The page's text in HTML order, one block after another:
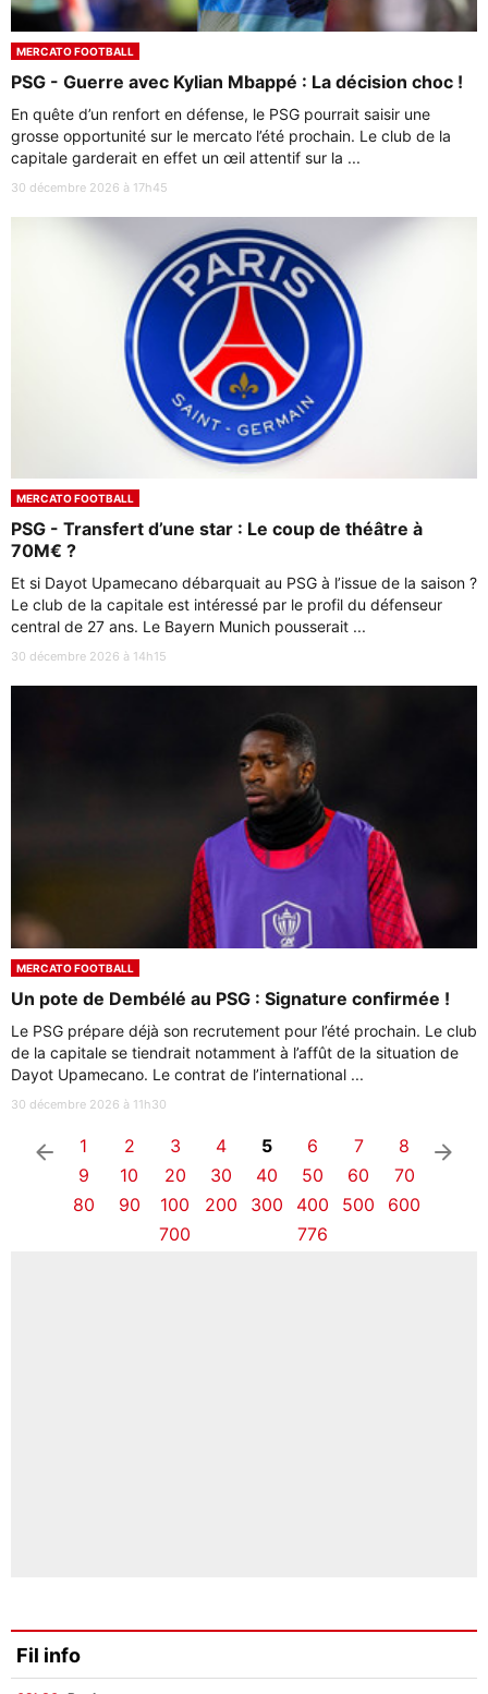
MERCATO FOOTBALL
PSG - Guerre avec Kylian Mbappé : La décision choc !
En quête d’un renfort en défense, le PSG pourrait saisir une
grosse opportunité sur le mercato l’été prochain. Le club de la
capitale garderait en effet un œil attentif sur la ...
30 décembre 2026 à 17h45
MERCATO FOOTBALL
PSG - Transfert d’une star : Le coup de théâtre à
70M€ ?
Et si Dayot Upamecano débarquait au PSG à l’issue de la saison ?
Le club de la capitale est intéressé par le profil du défenseur
central de 27 ans. Le Bayern Munich pousserait ...
30 décembre 2026 à 14h15
MERCATO FOOTBALL
Un pote de Dembélé au PSG : Signature confirmée !
Le PSG prépare déjà son recrutement pour l’été prochain. Le club
de la capitale se tiendrait notamment à l’affût de la situation de
Dayot Upamecano. Le contrat de l’international ...
30 décembre 2026 à 11h30
arrow_left 1 2 3 4 5 6 7
8
9
10 20 30 40 50 60
70
80
90 100 200 300 400 500
600
700
776
arrow_right
Fil info